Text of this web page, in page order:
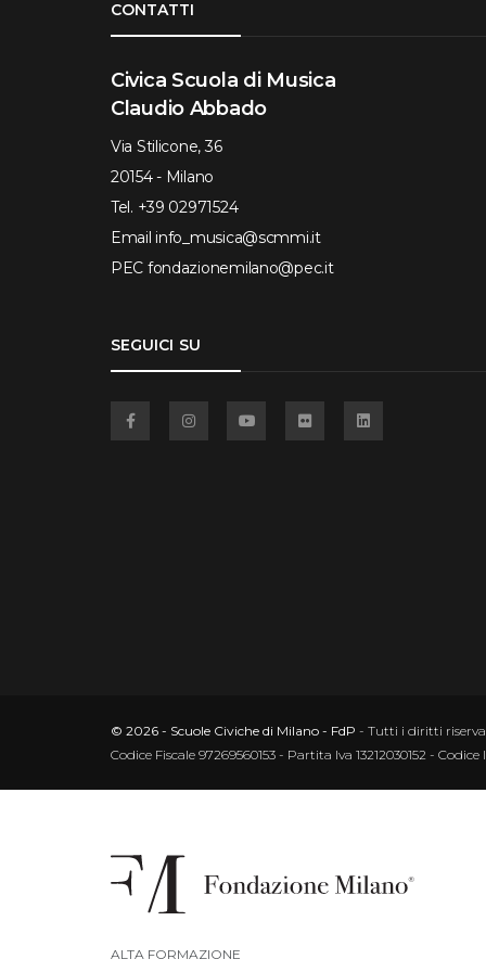
CONTATTI
Civica Scuola di Musica
Claudio Abbado
Via Stilicone, 36
20154 - Milano
Tel. +39 02971524
Email info_musica@scmmi.it
PEC fondazionemilano@pec.it
SEGUICI SU
© 2026 - Scuole Civiche di Milano - FdP - Tutti i diritti
Codice Fiscale 97269560153 - Partita Iva 13212030152 -
ALTA FORMAZIONE